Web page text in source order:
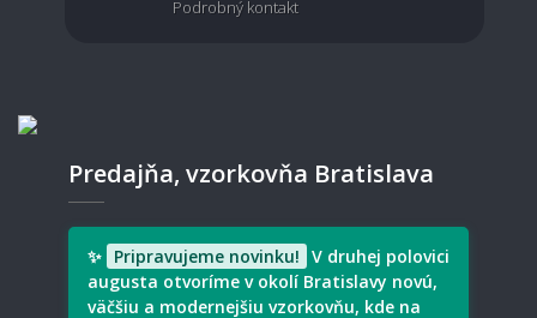
Aký typ koberec je vhodný pre deti?
Podrobný kontakt
Predajňa, vzorkovňa Bratislava
✨ Pripravujeme novinku! V druhej polovici
augusta otvoríme v okolí Bratislavy novú,
väčšiu a modernejšiu vzorkovňu, kde na